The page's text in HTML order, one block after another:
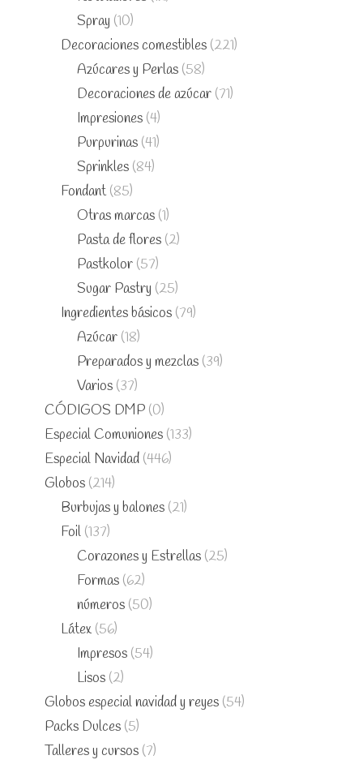
Spray (10)
Decoraciones comestibles (221)
Azúcares y Perlas (58)
Decoraciones de azúcar (71)
Impresiones (4)
Purpurinas (41)
Sprinkles (84)
Fondant (85)
Otras marcas (1)
Pasta de flores (2)
Pastkolor (57)
Sugar Pastry (25)
Ingredientes básicos (79)
Azúcar (18)
Preparados y mezclas (39)
Varios (37)
CÓDIGOS DMP (0)
Especial Comuniones (133)
Especial Navidad (446)
Globos (214)
Burbujas y balones (21)
Foil (137)
Corazones y Estrellas (25)
Formas (62)
números (50)
Látex (56)
Impresos (54)
Lisos (2)
Globos especial navidad y reyes (54)
Packs Dulces (5)
Talleres y cursos (7)